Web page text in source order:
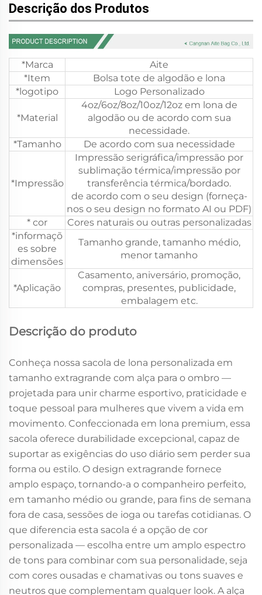
Descrição dos Produtos
*Marca
Aite
*Item
Bolsa tote de algodão e lona
*logotipo
Logo Personalizado
*Material
4oz/6oz/8oz/10oz/12oz em lona de
algodão ou de acordo com sua
necessidade.
*Tamanho
De acordo com sua necessidade
*Impressão
Impressão serigráfica/impressão por
sublimação térmica/impressão por
transferência térmica/bordado.
de acordo com o seu design (forneça-
nos o seu design no formato AI ou PDF)
* cor
Cores naturais ou outras personalizadas
*informaçõ
es sobre
dimensões
Tamanho grande, tamanho médio,
menor tamanho
*Aplicação
Casamento, aniversário, promoção,
compras, presentes, publicidade,
embalagem etc.
Descrição do produto
Conheça nossa sacola de lona personalizada em
tamanho extragrande com alça para o ombro —
projetada para unir charme esportivo, praticidade e
toque pessoal para mulheres que vivem a vida em
movimento. Confeccionada em lona premium, essa
sacola oferece durabilidade excepcional, capaz de
suportar as exigências do uso diário sem perder sua
forma ou estilo. O design extragrande fornece
amplo espaço, tornando-a o companheiro perfeito,
em tamanho médio ou grande, para fins de semana
fora de casa, sessões de ioga ou tarefas cotidianas. O
que diferencia esta sacola é a opção de cor
personalizada — escolha entre um amplo espectro
de tons para combinar com sua personalidade, seja
com cores ousadas e chamativas ou tons suaves e
neutros que complementam qualquer look. A alça